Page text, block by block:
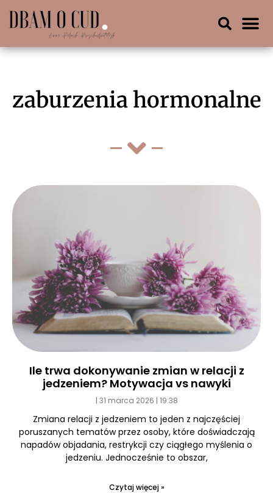
zaburzenia hormonalne
Ile trwa dokonywanie zmian w relacji z
jedzeniem? Motywacja vs nawyki
31 marca 2026 19:38
Zmiana relacji z jedzeniem to jeden z najczęściej
poruszanych tematów przez osoby, które doświadczają
napadów objadania, restrykcji czy ciągłego myślenia o
jedzeniu. Jednocześnie to obszar,
Czytaj więcej »